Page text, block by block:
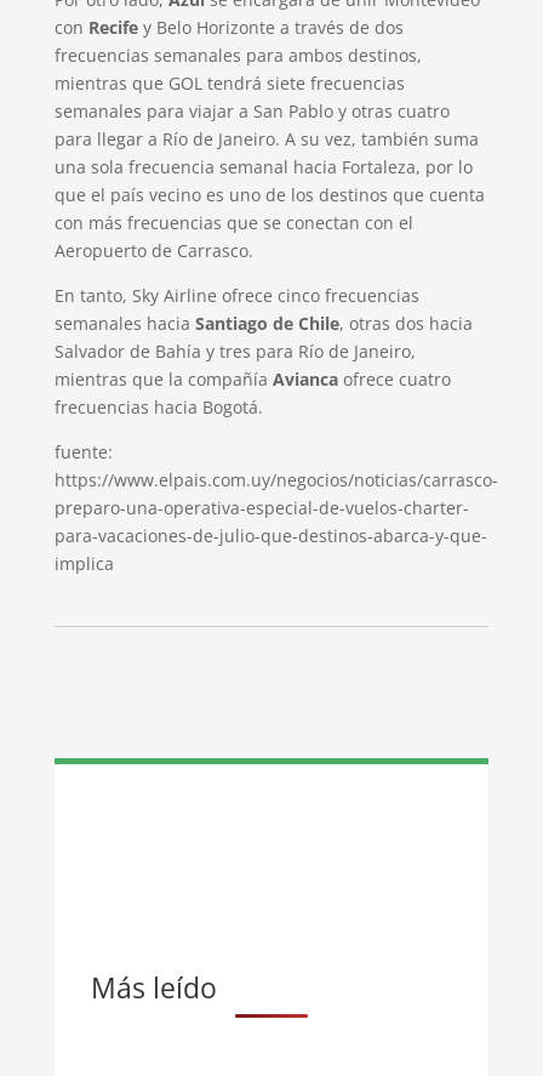
con Recifey Belo Horizonte a través de dos
frecuencias semanales para ambos destinos,
mientras que GOL tendrá siete frecuencias
semanales para viajar a San Pablo y otras cuatro
para llegar a Río de Janeiro. A su vez, también suma
una sola frecuencia semanal hacia Fortaleza, por lo
que el país vecino es uno de los destinos que cuenta
con más frecuencias que se conectan con el
Aeropuerto de Carrasco.
En tanto, Sky Airline ofrece cinco frecuencias
semanales hacia Santiago de Chile, otras dos hacia
Salvador de Bahía y tres para Río de Janeiro,
mientras que la compañía Aviancaofrece cuatro
frecuencias hacia Bogotá.
fuente:
https://www.elpais.com.uy/negocios/noticias/carrasco-
preparo-una-operativa-especial-de-vuelos-charter-
para-vacaciones-de-julio-que-destinos-abarca-y-que-
implica
Más leído